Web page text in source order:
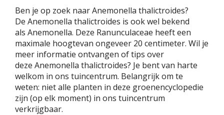
Ben je op zoek naar Anemonella thalictroides?
De Anemonella thalictroides is ook wel bekend
als Anemonella. Deze Ranunculaceae heeft een
maximale hoogtevan ongeveer 20 centimeter. Wil je
meer informatie ontvangen of tips over
deze Anemonella thalictroides? Je bent van harte
welkom in ons tuincentrum. Belangrijk om te
weten: niet alle planten in deze groenencyclopedie
zijn (op elk moment) in ons tuincentrum
verkrijgbaar.